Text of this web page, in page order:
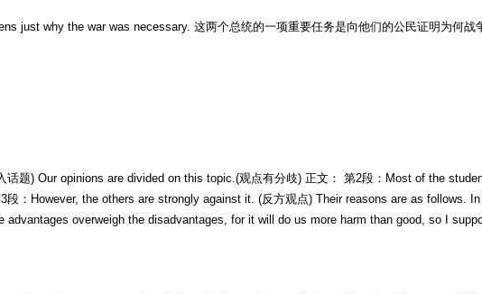
just why the war was necessary. 这两个总统的一项重要任务是向他们的公民证明为何战
题) Our opinions are divided on this topic.(观点有分歧) 正文： 第2段：Most of the
：However, the others are strongly against it. (反方观点) Their reasons are as follows.
overweigh the disadvantages, for it will do us more harm than good, so I